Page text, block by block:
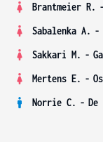
Brantmeier R. -
Sabalenka A. -
Sakkari M. -
Mertens E. -
Norrie C. - De